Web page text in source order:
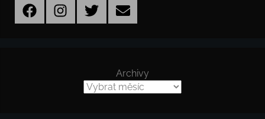
FacebookInstagramTwitter Email
Archivy